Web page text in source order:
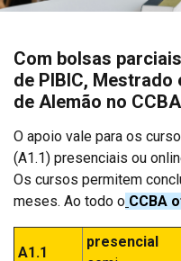
Com bolsas
de PIBIC,
de Alemão no CCBA
O apoio vale para os
(A1.1) presenciais ou
Os cursos permitem
meses. Ao todo o CCBA
A1.1
presencial